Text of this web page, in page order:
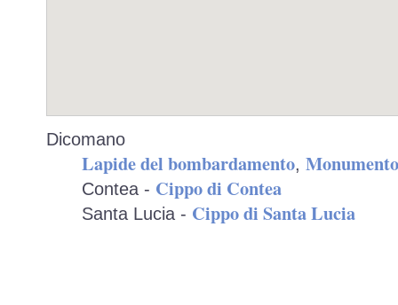
Dicomano
Lapide del bombardamento,
Contea - Cippo di Contea
Santa Lucia - Cippo di Santa Lucia